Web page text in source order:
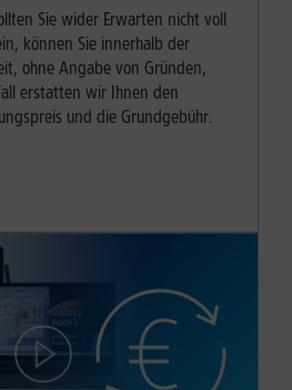
Sie wider Erwarten nicht voll
können Sie innerhalb der
ohne Angabe von Gründen,
erstatten wir Ihnen den
und die Grundgebühr.